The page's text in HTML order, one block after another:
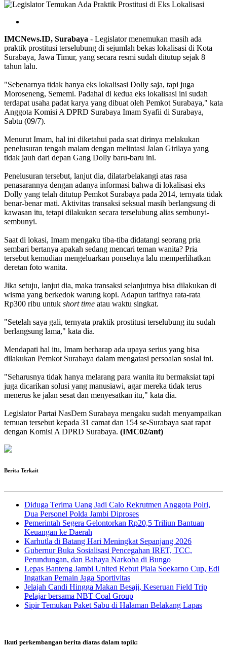
IMCNews.ID, Surabaya - Legislator menemukan masih ada
praktik prostitusi terselubung di sejumlah bekas lokalisasi di Kota
Surabaya, Jawa Timur, yang secara resmi sudah ditutup sejak 8
tahun lalu.
"Sebenarnya tidak hanya eks lokalisasi Dolly saja, tapi juga
Moroseneng, Sememi. Padahal di kedua eks lokalisasi ini sudah
terdapat usaha padat karya yang dibuat oleh Pemkot Surabaya," kata
Anggota Komisi A DPRD Surabaya Imam Syafii di Surabaya,
Sabtu (09/7).
Menurut Imam, hal ini diketahui pada saat dirinya melakukan
penelusuran tengah malam dengan melintasi Jalan Girilaya yang
tidak jauh dari depan Gang Dolly baru-baru ini.
Penelusuran tersebut, lanjut dia, dilatarbelakangi atas rasa
penasarannya dengan adanya informasi bahwa di lokalisasi eks
Dolly yang telah ditutup Pemkot Surabaya pada 2014, ternyata tidak
benar-benar mati. Aktivitas transaksi seksual masih berlangsung di
kawasan itu, tetapi dilakukan secara terselubung alias sembunyi-
sembunyi.
Saat di lokasi, Imam mengaku tiba-tiba didatangi seorang pria
sembari bertanya apakah sedang mencari teman wanita? Pria
tersebut kemudian mengeluarkan ponselnya lalu memperlihatkan
deretan foto wanita.
Jika setuju, lanjut dia, maka transaksi selanjutnya bisa dilakukan di
wisma yang berkedok warung kopi. Adapun tarifnya rata-rata
Rp300 ribu untuk short time atau waktu singkat.
"Setelah saya gali, ternyata praktik prostitusi terselubung itu sudah
berlangsung lama," kata dia.
Mendapati hal itu, Imam berharap ada upaya serius yang bisa
dilakukan Pemkot Surabaya dalam mengatasi persoalan sosial ini.
"Seharusnya tidak hanya melarang para wanita itu bermaksiat tapi
juga dicarikan solusi yang manusiawi, agar mereka tidak terus
menerus ke jalan sesat dan menyesatkan itu," kata dia.
Legislator Partai NasDem Surabaya mengaku sudah menyampaikan
temuan tersebut kepada 31 camat dan 154 se-Surabaya saat rapat
dengan Komisi A DPRD Surabaya. (IMC02/ant)
Berita Terkait
Diduga Terima Uang Jadi Calo Rekrutmen Anggota Polri,
Dua Personel Polda Jambi Diproses
Pemerintah Segera Gelontorkan Rp20,5 Triliun Bantuan
Keuangan ke Daerah
Karhutla di Batang Hari Meningkat Sepanjang 2026
Gubernur Buka Sosialisasi Pencegahan IRET, TCC,
Perundungan, dan Bahaya Narkoba di Bungo
Lepas Banteng Jambi United Rebut Piala Soekarno Cup, Edi
Ingatkan Pemain Jaga Sportivitas
Jelajah Candi Hingga Makan Besaji, Keseruan Field Trip
Pelajar bersama NBT Coal Group
Sipir Temukan Paket Sabu di Halaman Belakang Lapas
Ikuti perkembangan berita diatas dalam topik: